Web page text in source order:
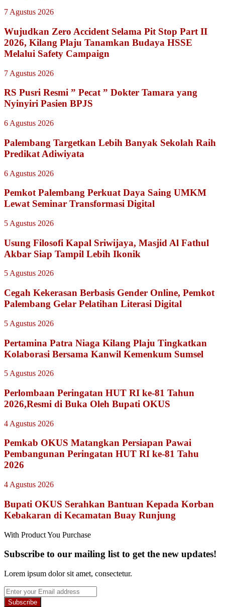
7 Agustus 2026
Wujudkan Zero Accident Selama Pit Stop Part II
2026, Kilang Plaju Tanamkan Budaya HSSE
Melalui Safety Campaign
7 Agustus 2026
RS Pusri Resmi ” Pecat ” Dokter Tamara yang
Nyinyiri Pasien BPJS
6 Agustus 2026
Palembang Targetkan Lebih Banyak Sekolah Raih
Predikat Adiwiyata
6 Agustus 2026
Pemkot Palembang Perkuat Daya Saing UMKM
Lewat Seminar Transformasi Digital
5 Agustus 2026
Usung Filosofi Kapal Sriwijaya, Masjid Al Fathul
Akbar Siap Tampil Lebih Ikonik
5 Agustus 2026
Cegah Kekerasan Berbasis Gender Online, Pemkot
Palembang Gelar Pelatihan Literasi Digital
5 Agustus 2026
Pertamina Patra Niaga Kilang Plaju Tingkatkan
Kolaborasi Bersama Kanwil Kemenkum Sumsel
5 Agustus 2026
Perlombaan Peringatan HUT RI ke-81 Tahun
2026,Resmi di Buka Oleh Bupati OKUS
4 Agustus 2026
Pemkab OKUS Matangkan Persiapan Pawai
Pembangunan Peringatan HUT RI ke-81 Tahu
2026
4 Agustus 2026
Bupati OKUS Serahkan Bantuan Kepada Korban
Kebakaran di Kecamatan Buay Runjung
With Product You Purchase
Subscribe to our mailing list to get the new updates!
Lorem ipsum dolor sit amet, consectetur.
Enter
your